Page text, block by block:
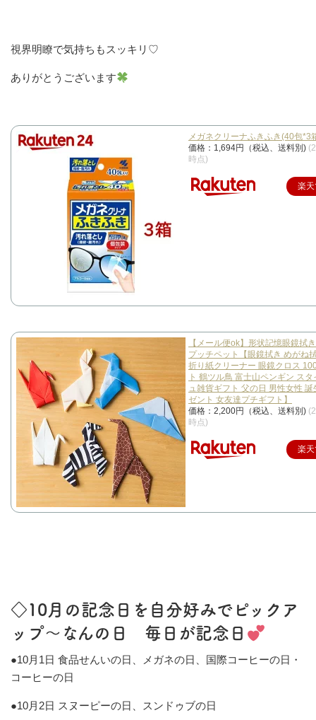
視界明瞭で気持ちもスッキリ♡
ありがとうございます
メガネクリーナふきふき(40包*3
価格：1,694円（税込、送料別)
時点)
楽
【メール便ok】形状記憶眼鏡拭
プッチペット【眼鏡拭き めがね
折り紙クリーナー 眼鏡クロス
ト 鶴ツル鳥 富士山ペンギン ス
ュ雑貨ギフト 父の日 男性女性 誕
ゼント 女友達プチギフト】
価格：2,200円（税込、送料別)
時点)
楽
◇10月の記念日を自分好みでピックア
ップ～なんの日 毎日が記念日
●10月1日 食品せんいの日、メガネの日、国際コーヒーの日・
コーヒーの日
●10月2日 スヌーピーの日、スンドゥブの日